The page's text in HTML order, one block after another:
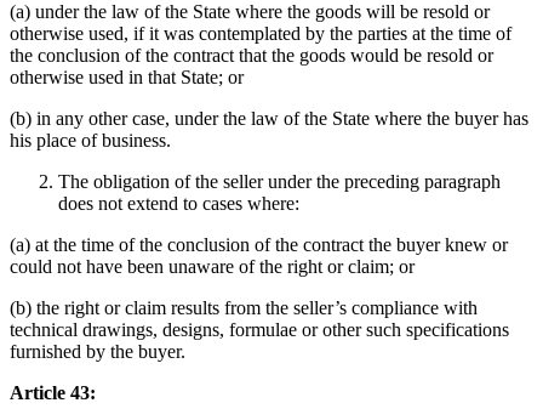
(a) under the law of the State where the goods will be resold or
otherwise used, if it was contemplated by the parties at the time of
the conclusion of the contract that the goods would be resold or
otherwise used in that State; or
(b) in any other case, under the law of the State where the buyer has
his place of business.
The obligation of the seller under the preceding paragraph
does not extend to cases where:
(a) at the time of the conclusion of the contract the buyer knew or
could not have been unaware of the right or claim; or
(b) the right or claim results from the seller’s compliance with
technical drawings, designs, formulae or other such specifications
furnished by the buyer.
Article 43: